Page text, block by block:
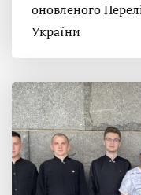
оновленого
України